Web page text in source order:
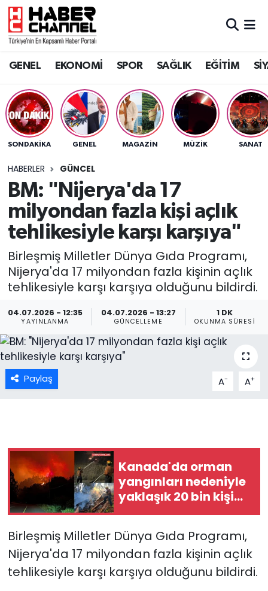
GENEL EKONOMİ SPOR SAĞLIK EĞİTİM
SONDAKIKA GENEL MAGAZİN MÜZİK SANAT
HABERLER GÜNCEL
BM: "Nijerya'da 17
milyondan fazla kişi açlık
tehlikesiyle karşı karşıya"
Birleşmiş Milletler Dünya Gıda Programı,
Nijerya'da 17 milyondan fazla kişinin açlık
tehlikesiyle karşı karşıya olduğunu bildirdi.
04.07.2026 - 12:35
YAYINLANMA
04.07.2026 - 13:27
GÜNCELLEME
1 DK
OKUNMA SÜRESI
Paylaş A- A+
Kanada'da orman
yangınları nedeniyle
yaklaşık 20 bin kişi
için tahliye emri
Birleşmiş Milletler Dünya Gıda Programı,
Nijerya'da 17 milyondan fazla kişinin açlık
tehlikesiyle karşı karşıya olduğunu bildirdi.
GENEL
SPOR
SAĞLIK
EĞİTİM
SİYASET
MAGAZİN
Nöbetçi Eczaneler
Trafik Durumu
Süper Lig Puan Durumu ve Fikstür
Tüm Manşetler
Son Dakika Haberleri
Haber Arşivi